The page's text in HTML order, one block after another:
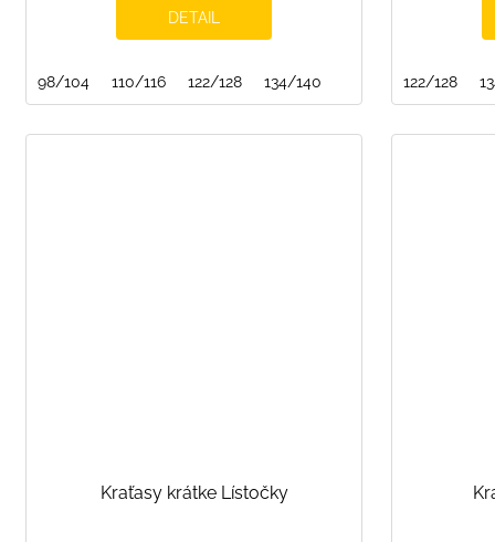
DETAIL
98/104 110/116 122/128 134/140 122/128
Kraťasy krátke Lístočky